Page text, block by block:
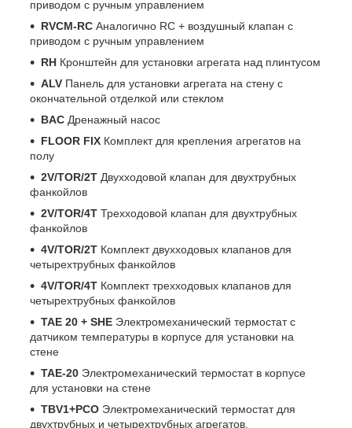
приводом с ручным управлением
RVCM-RC Аналогично RC + воздушный клапан с
приводом с ручным управлением
RH Кронштейн для установки агрегата над плинтусом
ALV Панель для установки агрегата на стену с
окончательной отделкой или стеклом
BAC Дренажный насос
FLOOR FIX Комплект для крепления агрегатов на
полу
2V/TOR/2T Двухходовой клапан для двухтрубных
фанкойлов
2V/TOR/4T Трехходовой клапан для двухтрубных
фанкойлов
4V/TOR/2T Комплект двухходовых клапанов для
четырехтрубных фанкойлов
4V/TOR/4T Комплект трехходовых клапанов для
четырехтрубных фанкойлов
TAE 20 + SHE Электромеханический термостат с
датчиком температуры в корпусе для установки на
стене
TAE-20 Электромеханический термостат в корпусе
для установки на стене
TBV1+PCO Электромеханический термостат для
двухтрубных и четырехтрубных агрегатов.